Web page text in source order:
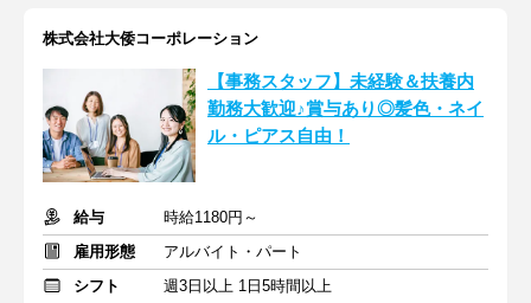
株式会社大倭コーポレーション
【事務スタッフ】未経験＆扶養内
勤務大歓迎♪賞与あり◎髪色・ネイ
ル・ピアス自由！
給与
時給1180円～
雇用形態
アルバイト・パート
シフト
週3日以上 1日5時間以上